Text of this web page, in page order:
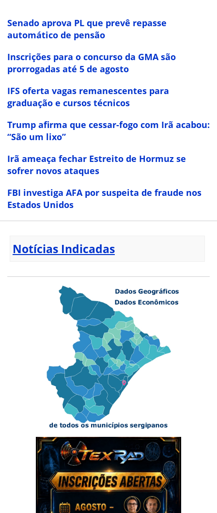
Senado aprova PL que prevê repasse
automático de pensão
Inscrições para o concurso da GMA são
prorrogadas até 5 de agosto
IFS oferta vagas remanescentes para
graduação e cursos técnicos
Trump afirma que cessar-fogo com Irã acabou:
“São um lixo”
Irã ameaça fechar Estreito de Hormuz se
sofrer novos ataques
FBI investiga AFA por suspeita de fraude nos
Estados Unidos
Notícias Indicadas